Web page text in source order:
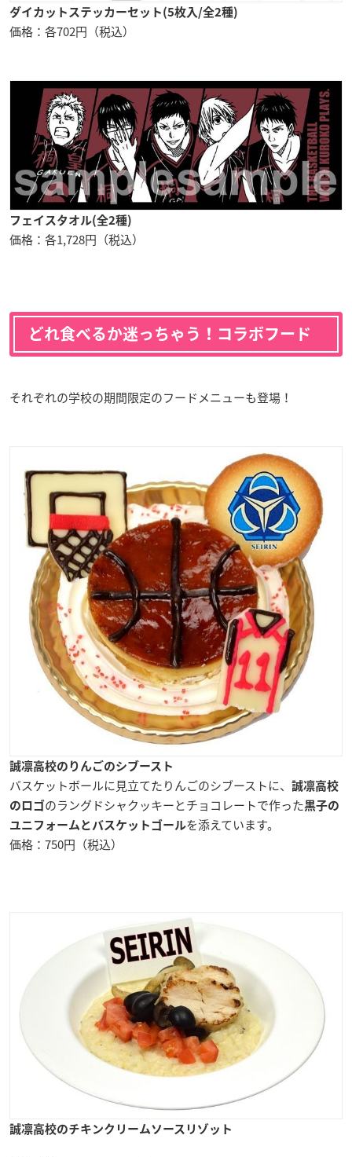
ダイカットステッカーセット(5枚入/全2種)
価格：各702円（税込）
フェイスタオル(全2種)
価格：各1,728円（税込）
どれ食べるか迷っちゃう！コラボフード
それぞれの学校の期間限定のフードメニューも登場！
誠凛高校のりんごのシブースト
バスケットボールに見立てたりんごのシブーストに、
誠凛高校
のロゴのラングドシャクッキーとチョコレートで作った黒子の
ユニフォームとバスケットゴールを添えています。
価格：750円（税込）
誠凛高校のチキンクリームソースリゾット